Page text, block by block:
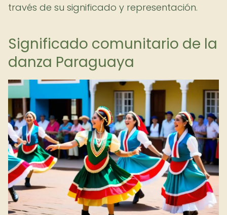
través de su significado y representación.
Significado comunitario de la
danza Paraguaya